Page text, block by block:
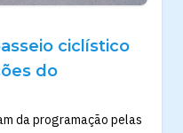
ciclístico
do
da programação pelas